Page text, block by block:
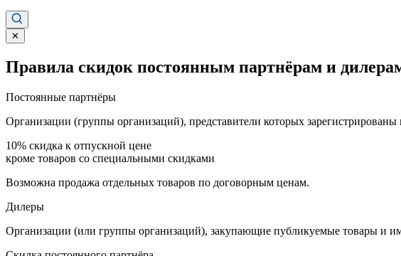
✕
Правила скидок постоянным партнёрам и
Постоянные партнёры
Организации (группы организаций), представители которых зарегистрированы
10% скидка к отпускной цене
кроме товаров со специальными скидками
Возможна продажа отдельных товаров по договорным ценам.
Дилеры
Организации (или группы организаций), закупающие публикуемые товары и